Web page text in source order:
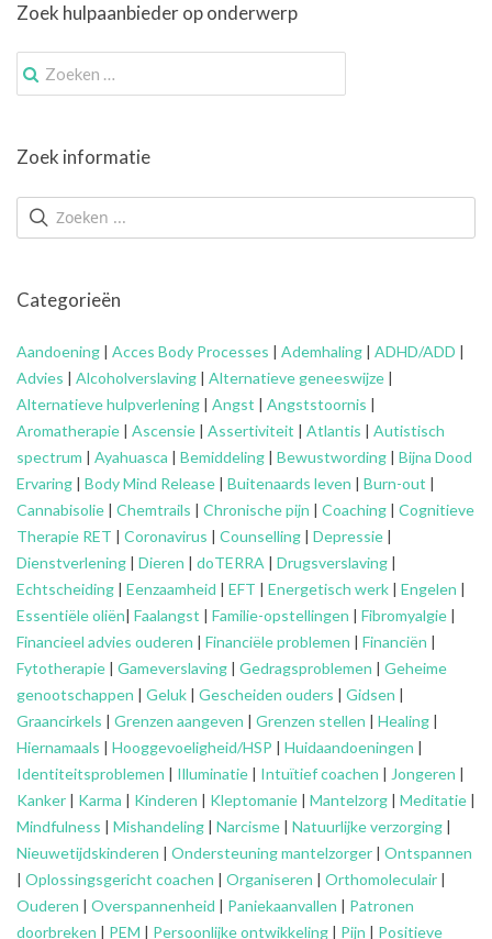
Zoek hulpaanbieder op onderwerp
Zoek
naar:
Zoek informatie
Categorieën
Aandoening | Acces Body Processes | Ademhaling | ADHD/ADD |
Advies | Alcoholverslaving | Alternatieve geneeswijze |
Alternatieve hulpverlening | Angst | Angststoornis |
Aromatherapie | Ascensie | Assertiviteit | Atlantis | Autistisch
spectrum | Ayahuasca | Bemiddeling | Bewustwording | Bijna Dood
Ervaring | Body Mind Release | Buitenaards leven | Burn-out |
Cannabisolie | Chemtrails | Chronische pijn | Coaching | Cognitieve
Therapie RET | Coronavirus | Counselling | Depressie |
Dienstverlening | Dieren | doTERRA | Drugsverslaving |
Echtscheiding | Eenzaamheid | EFT | Energetisch werk | Engelen |
Essentiële oliën| Faalangst | Familie-opstellingen | Fibromyalgie |
Financieel advies ouderen | Financiële problemen | Financiën |
Fytotherapie | Gameverslaving | Gedragsproblemen | Geheime
genootschappen | Geluk | Gescheiden ouders | Gidsen |
Graancirkels | Grenzen aangeven | Grenzen stellen | Healing |
Hiernamaals | Hooggevoeligheid/HSP | Huidaandoeningen |
Identiteitsproblemen | Illuminatie | Intuïtief coachen | Jongeren |
Kanker | Karma | Kinderen | Kleptomanie | Mantelzorg | Meditatie |
Mindfulness | Mishandeling | Narcisme | Natuurlijke verzorging |
Nieuwetijdskinderen | Ondersteuningmantelzorger | Ontspannen
| Oplossingsgericht coachen | Organiseren | Orthomoleculair |
Ouderen | Overspannenheid | Paniekaanvallen | Patronen
doorbreken | PEM | Persoonlijke ontwikkeling | Pijn | Positieve